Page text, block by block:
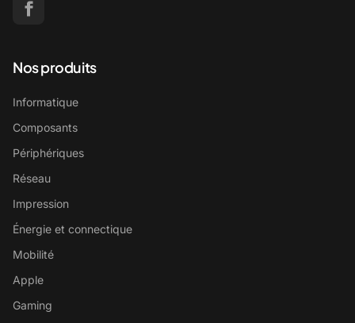
Nos produits
Informatique
Composants
Périphériques
Réseau
Impression
Énergie et connectique
Mobilité
Apple
Gaming